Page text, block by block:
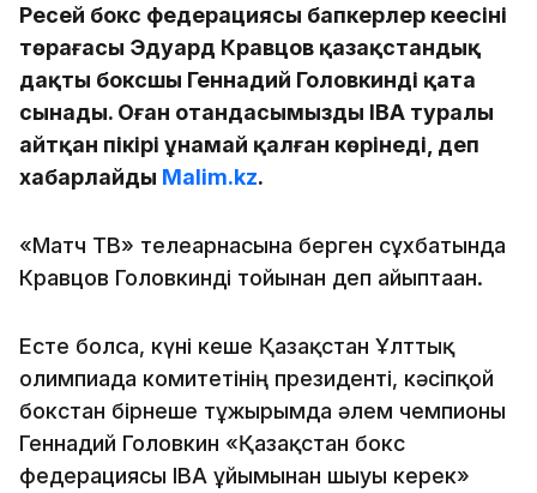
Ресей бокс федерациясы бапкерлер кеңесінің
төрағасы Эдуард Кравцов қазақстандық
даңқты боксшы Геннадий Головкинді қатаң
сынады. Оған отандасымыздың IBA туралы
айтқан пікірі ұнамай қалған көрінеді, деп
хабарлайды Malim.kz.
«Матч ТВ» телеарнасына берген сұхбатында
Кравцов Головкинді тойынған деп айыптаған.
Есте болса, күні кеше Қазақстан Ұлттық
олимпиада комитетінің президенті, кәсіпқой
бокстан бірнеше тұжырымда әлем чемпионы
Геннадий Головкин «Қазақстан бокс
федерациясы IBA ұйымынан шығуы керек»